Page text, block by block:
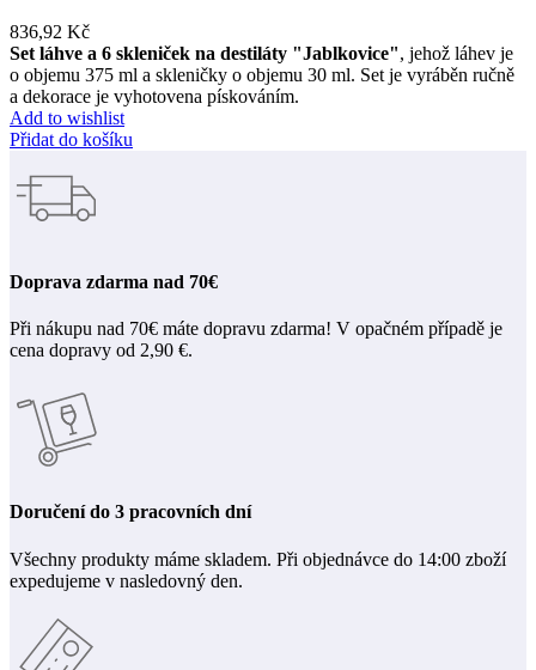
836,92 Kč
Set láhve a 6 skleniček na destiláty "Jablkovice", jehož láhev je
o objemu 375 ml a skleničky o objemu 30 ml. Set je vyráběn ručně
a dekorace je vyhotovena pískováním.
Add to wishlist
Přidat do košíku
Doprava zdarma nad 70€
Při nákupu nad 70€ máte dopravu zdarma! V opačném případě je
cena dopravy od 2,90 €.
Doručení do 3 pracovních dní
Všechny produkty máme skladem. Při objednávce do 14:00 zboží
expedujeme v nasledovný den.